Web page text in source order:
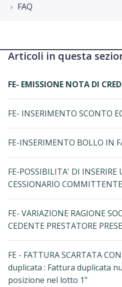
FAQ
Articoli in questa
FE- EMISSIONE NOTA DI
FE- INSERIMENTO SCONTO
FE-INSERIMENTO BOLLO IN
FE-POSSIBILITA' DI INSERIRE
CESSIONARIO
FE- VARIAZIONE RAGIONE
CEDENTE PRESTATORE
FE - FATTURA SCARTATA
duplicata : Fattura duplicata
posizione nel lotto 1"